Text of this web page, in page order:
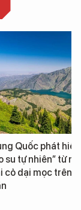
dự án bất động
sắp bị kiểm